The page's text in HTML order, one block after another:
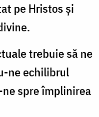
pe Hristos şi
trebuie să ne
ne echilibrul
spre împlinirea